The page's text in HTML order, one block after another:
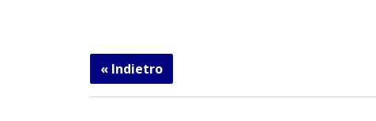
« Indietro